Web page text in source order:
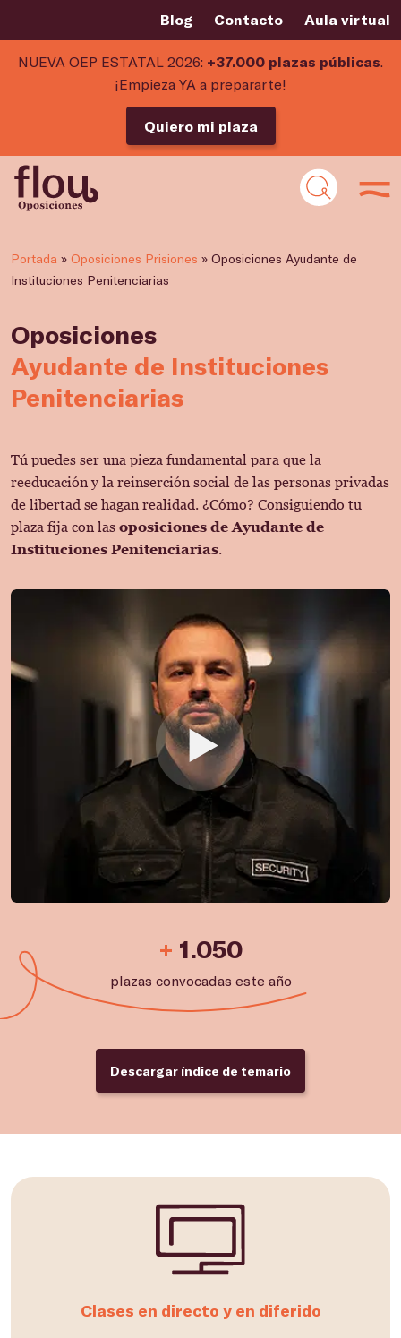
Blog Contacto Aula virtual
NUEVA OEP ESTATAL 2026: +37.000 plazas públicas.
¡Empieza YA a prepararte!
Quiero mi plaza
Portada » Oposiciones Prisiones » Oposiciones Ayudante de
Instituciones Penitenciarias
Oposiciones
Ayudante de Instituciones
Penitenciarias
Tú puedes ser una pieza fundamental para que la
reeducación y la reinserción social de las personas privadas
de libertad se hagan realidad. ¿Cómo? Consiguiendo tu
plaza fija con las oposiciones de Ayudante de
Instituciones Penitenciarias.
+ 1.050
plazas convocadas este año
Descargar índice de temario
Clases en directo y en diferido